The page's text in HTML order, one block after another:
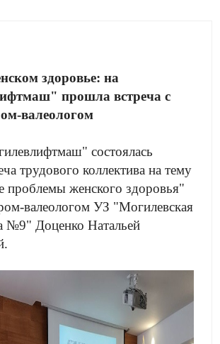
здоровье: на
прошла встреча с
валеологом
состоялась
трудового коллектива на тему
проблемы женского здоровья"
валеологом УЗ "Могилевская
№9" Доценко Натальей